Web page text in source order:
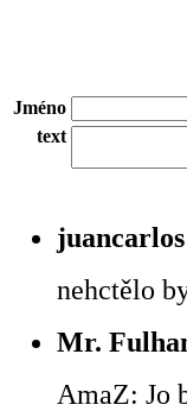
Jméno
text
juancarlos
nehctělo
Mr.
AmaZ: Jo